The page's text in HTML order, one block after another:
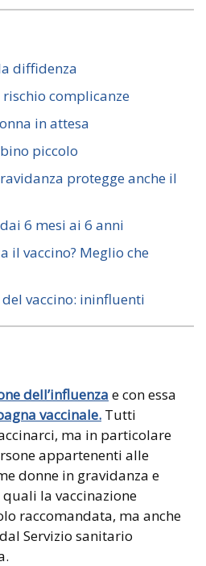
diffidenza
complicanze
in attesa
piccolo
protegge anche il
6 mesi ai 6 anni
il vaccino? Meglio che
vaccino: ininfluenti
dell’influenza e con essa
vaccinale. Tutti
ma in particolare
appartenenti alle
donne in gravidanza e
la vaccinazione
raccomandata, ma anche
Servizio sanitario